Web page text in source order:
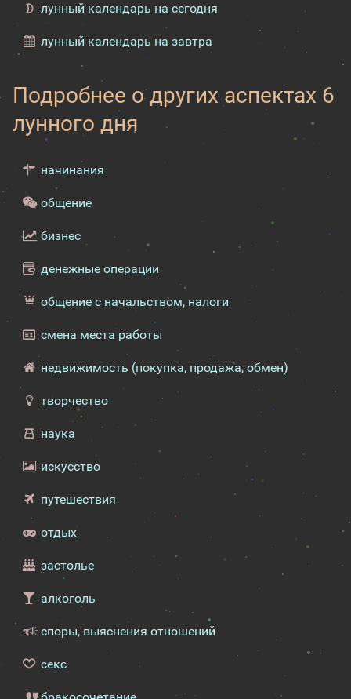
лунный календарь на сегодня
лунный календарь на завтра
Подробнее о других аспектах 6
лунного дня
начинания
общение
бизнес
денежные операции
общение с начальством, налоги
смена места работы
недвижимость (покупка, продажа, обмен)
творчество
наука
искусство
путешествия
отдых
застолье
алкоголь
споры, выяснения отношений
секс